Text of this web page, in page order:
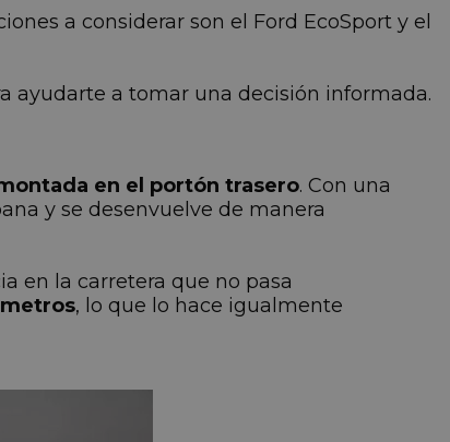
a considerar son el Ford EcoSport y el
ayudarte a tomar una decisión informada.
en el portón trasero. Con una
y se desenvuelve de manera
en la carretera que no pasa
metros, lo que lo hace igualmente